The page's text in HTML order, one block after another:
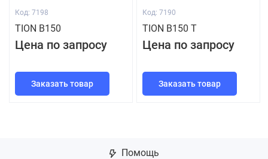
Код: 7198
TION В150
Цена по запросу
Заказать товар
Код: 7190
TION В150 Т
Цена по запросу
Заказать товар
Помощь